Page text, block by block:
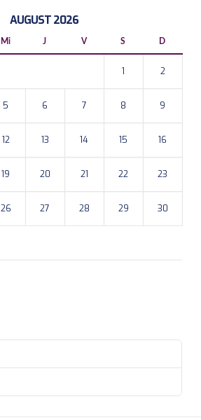
AUGUST 2026
Mi J V S D
1 2
5 6 7 8 9
12 13 14 15 16
19 20 21 22 23
26 27 28 29 30